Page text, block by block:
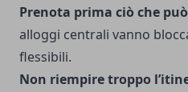
Prenota prima ciò che
alloggi centrali vanno
flessibili.
Non riempire troppo